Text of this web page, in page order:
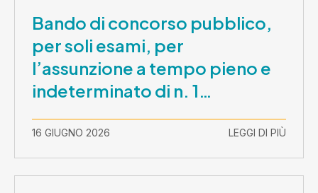
Bando di concorso pubblico,
per soli esami, per
l’assunzione a tempo pieno e
indeterminato di n. 1
Comunicazione prova scritta e
prova orale
16 GIUGNO 2026 LEGGI DI PIÙ